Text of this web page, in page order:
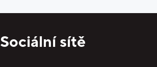
Sociální sítě